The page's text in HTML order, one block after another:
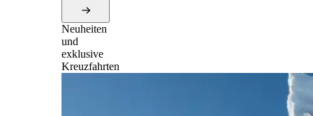
Neuheiten
und
exklusive
Kreuzfahrten